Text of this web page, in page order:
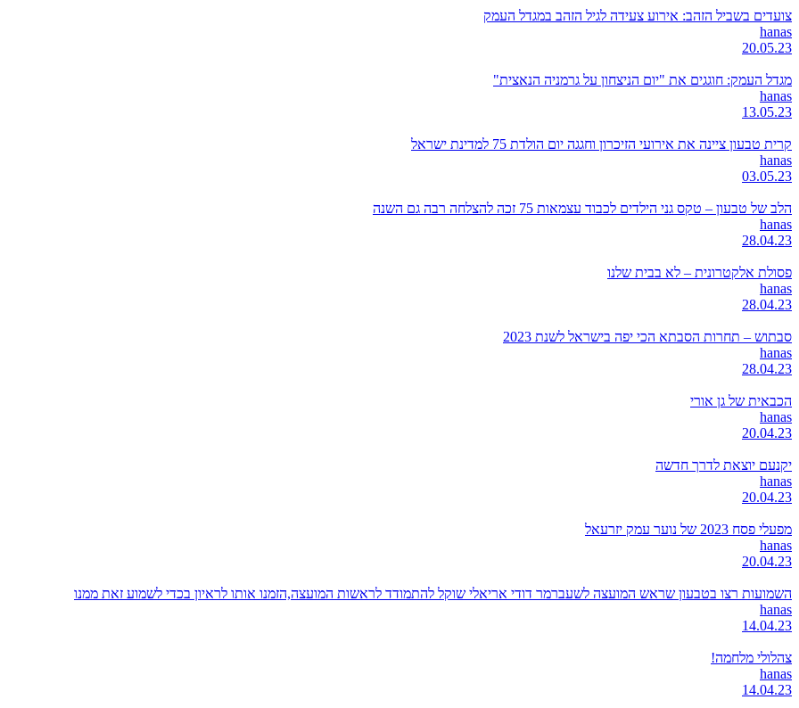
צועדים בשביל הזהב: אירוע צעידה לגיל הזהב במגדל העמק
hanas
20.05.23
מגדל העמק: חוגגים את "יום הניצחון על גרמניה הנאצית"
hanas
13.05.23
קרית טבעון ציינה את אירועי הזיכרון וחגגה יום הולדת 75 למדינת ישראל
hanas
03.05.23
הלב של טבעון – טקס גני הילדים לכבוד עצמאות 75 זכה להצלחה רבה גם השנה
hanas
28.04.23
פסולת אלקטרונית – לא בבית שלנו
hanas
28.04.23
סבתוש – תחרות הסבתא הכי יפה בישראל לשנת 2023
hanas
28.04.23
הכבאית של גן אורי
hanas
20.04.23
יקנעם יוצאת לדרך חדשה
hanas
20.04.23
מפעלי פסח 2023 של נוער עמק יזרעאל
hanas
20.04.23
השמועות רצו בטבעון שראש המועצה לשעברמר דודי אריאלי שוקל להתמודד לראשות המועצה,הזמנו אותו לראיון בכדי לשמוע זאת ממנו
hanas
14.04.23
צהלולי מלחמה!
hanas
14.04.23